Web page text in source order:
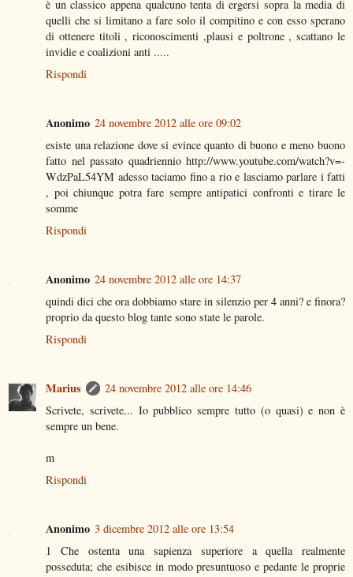
è un classico appena qualcuno tenta di ergersi sopra la media di
quelli che si limitano a fare solo il compitino e con esso sperano
di ottenere titoli , riconoscimenti ,plausi e poltrone , scattano le
invidie e coalizioni anti .....
Rispondi
Anonimo 24 novembre 2012 alle ore 09:02
esiste una relazione dove si evince quanto di buono e meno buono
fatto nel passato quadriennio http://www.youtube.com/watch?v=-
WdzPaL54YM adesso taciamo fino a rio e lasciamo parlare i fatti
, poi chiunque potra fare sempre antipatici confronti e tirare le
somme
Rispondi
Anonimo 24 novembre 2012 alle ore 14:37
quindi dici che ora dobbiamo stare in silenzio per 4 anni? e finora?
proprio da questo blog tante sono state le parole.
Rispondi
Marius
24 novembre 2012 alle ore 14:46
Scrivete, scrivete... Io pubblico sempre tutto (o quasi) e non è
sempre un bene.
m
Rispondi
Anonimo 3 dicembre 2012 alle ore 13:54
1 Che ostenta una sapienza superiore a quella realmente
posseduta; che esibisce in modo presuntuoso e pedante le proprie